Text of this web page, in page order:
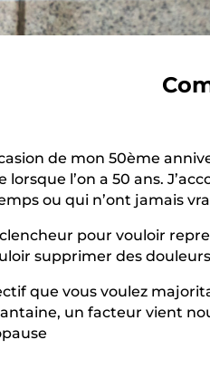
de mon 50ème
lorsque l’on a 50 ans.
ou qui n’ont jamais
pour vouloir
supprimer des
que vous voulez
un facteur vient